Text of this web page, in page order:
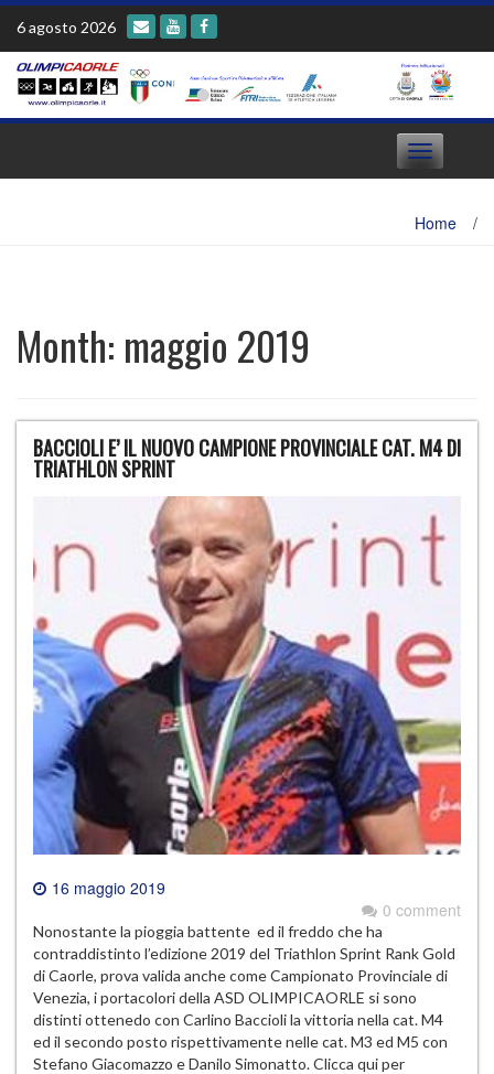
Skip
content
6 agosto 2026
Toggle
navigation
Home /
Month: maggio 2019
BACCIOLI E’ IL NUOVO CAMPIONE PROVINCIALE CAT. M4 DI
TRIATHLON SPRINT
16 maggio 2019
0 comment
Nonostante la pioggia battente ed il freddo che ha
contraddistinto l’edizione 2019 del Triathlon Sprint Rank Gold
di Caorle, prova valida anche come Campionato Provinciale di
Venezia, i portacolori della ASD OLIMPICAORLE si sono
distinti ottenedo con Carlino Baccioli la vittoria nella cat. M4
ed il secondo posto rispettivamente nelle cat. M3 ed M5 con
Stefano Giacomazzo e Danilo Simonatto. Clicca qui per